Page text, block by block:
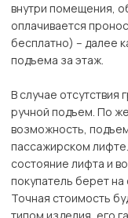
внутри помещения,
оплачивается
бесплатно) – далее
подъема за этаж.
В случае отсутствия
ручной подъем. По
возможность,
пассажирском
состояние лифта и
покупатель берет на
Точная стоимость